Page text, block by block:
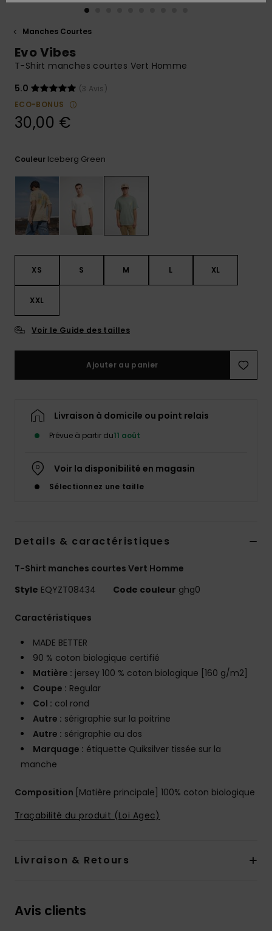
conversation
obtenir la
à votre
Démarrer
aux
fréquentes
formulaire
de
contact.
la FAQ
Manches Courtes
Evo Vibes
T-Shirt manches courtes Vert Homme
5.0
(3 Avis)
ECO-BONUS
30,00 €
Couleur Iceberg Green
XS S M L XL
XXL
Voir le Guide des tailles
Ajouter au panier
Livraison à domicile ou point relais
Prévue à partir du11 août
Voir la disponibilité en magasin
Sélectionnez une taille
Details & caractéristiques
T-Shirt manches courtes Vert Homme
Style EQYZT08434 Code couleur ghg0
Caractéristiques
MADE BETTER
90 % coton biologique certifié
Matière : jersey 100 % coton biologique [160 g/m2]
Coupe : Regular
Col : col rond
Autre : sérigraphie sur la poitrine
Autre : sérigraphie au dos
Marquage : étiquette Quiksilver tissée sur la
manche
Composition [Matière principale] 100% coton biologique
Traçabilité du produit (Loi Agec)
Livraison & Retours
Avis clients